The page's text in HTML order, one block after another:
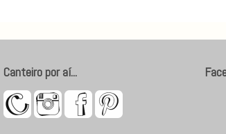
Canteiro por aí...